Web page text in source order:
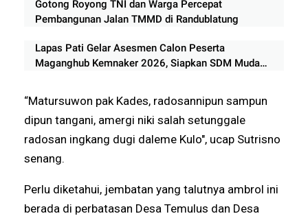
Gotong Royong TNI dan Warga Percepat
Pembangunan Jalan TMMD di Randublatung
Lapas Pati Gelar Asesmen Calon Peserta
Maganghub Kemnaker 2026, Siapkan SDM Muda
“Matursuwon pak Kades, radosannipun sampun
dipun tangani, amergi niki salah setunggale
radosan ingkang dugi daleme Kulo", ucap Sutrisno
senang.
Perlu diketahui, jembatan yang talutnya ambrol ini
berada di perbatasan Desa Temulus dan Desa